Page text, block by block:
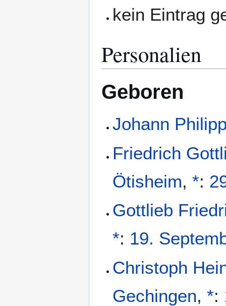
kein Eintrag
Personalien
Geboren
Johann
Friedrich
Ötisheim,*:
Gottlieb
*: 19.
Christoph
Gechingen,*: